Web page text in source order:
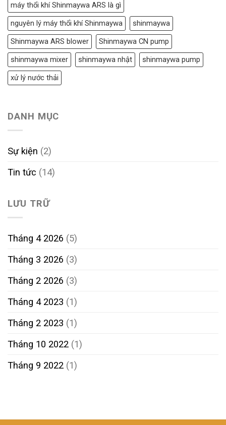
máy thổi khí Shinmaywa ARS là gì
nguyên lý máy thổi khí Shinmaywa
shinmaywa
Shinmaywa ARS blower
Shinmaywa CN pump
shinmaywa mixer
shinmaywa nhật
shinmaywa pump
xử lý nước thải
DANH MỤC
Sự kiện (2)
Tin tức (14)
LƯU TRỮ
Tháng 4 2026 (5)
Tháng 3 2026 (3)
Tháng 2 2026 (3)
Tháng 4 2023 (1)
Tháng 2 2023 (1)
Tháng 10 2022 (1)
Tháng 9 2022 (1)